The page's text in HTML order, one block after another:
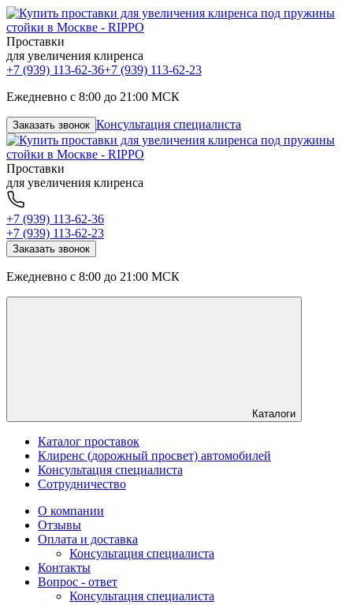
Проставки
для увеличения клиренса
+7 (939) 113-62-36+7 (939) 113-62-23
Ежедневно с 8:00 до 21:00 МСК
Заказать звонок Консультация специалиста
Проставки
для увеличения клиренса
+7 (939) 113-62-36
+7 (939) 113-62-23
Заказать звонок
Ежедневно с 8:00 до 21:00 МСК
Каталоги
Каталог проставок
Клиренс (дорожный просвет) автомобилей
Консультация специалиста
Сотрудничество
О компании
Отзывы
Оплата и доставка
Консультация специалиста
Контакты
Вопрос - ответ
Консультация специалиста